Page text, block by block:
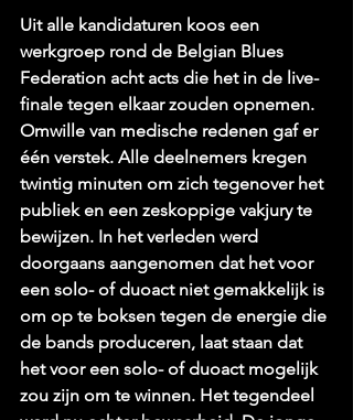
Uit alle kandidaturen koos een
werkgroep rond de Belgian Blues
Federation acht acts die het in de live-
finale tegen elkaar zouden opnemen.
Omwille van medische redenen gaf er
één verstek. Alle deelnemers kregen
twintig minuten om zich tegenover het
publiek en een zeskoppige vakjury te
bewijzen. In het verleden werd
doorgaans aangenomen dat het voor
een solo- of duoact niet gemakkelijk is
om op te boksen tegen de energie die
de bands produceren, laat staan dat
het voor een solo- of duoact mogelijk
zou zijn om te winnen. Het tegendeel